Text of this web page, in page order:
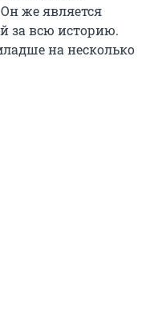
же является
за всю историю.
на несколько